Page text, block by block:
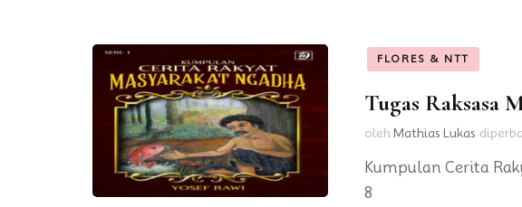
FLORES & NTT
Tugas Raksasa
oleh Mathias Lukas
Kumpulan Cerita
8